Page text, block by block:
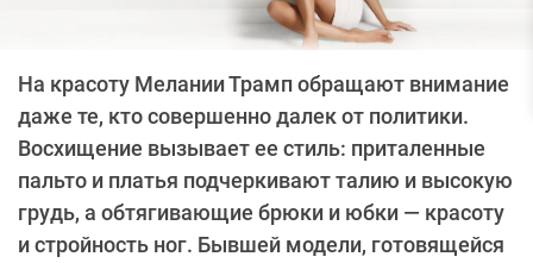
На красоту Мелании Трамп обращают внимание
даже те, кто совершенно далек от политики.
Восхищение вызывает ее стиль: приталенные
пальто и платья подчеркивают талию и высокую
грудь, а обтягивающие брюки и юбки — красоту
и стройность ног. Бывшей модели, готовящейся